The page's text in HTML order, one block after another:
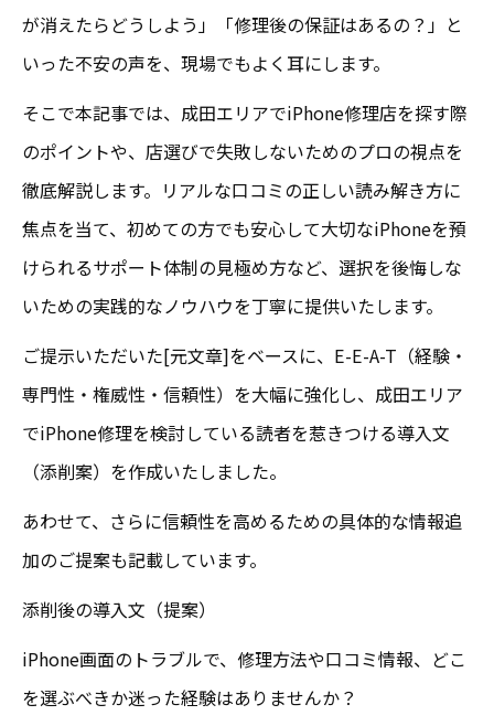
が消えたらどうしよう」「修理後の保証はあるの？」と
いった不安の声を、現場でもよく耳にします。
そこで本記事では、成田エリアでiPhone修理店を探す際
のポイントや、店選びで失敗しないためのプロの視点を
徹底解説します。リアルな口コミの正しい読み解き方に
焦点を当て、初めての方でも安心して大切なiPhoneを預
けられるサポート体制の見極め方など、選択を後悔しな
いための実践的なノウハウを丁寧に提供いたします。
ご提示いただいた[元文章]をベースに、E-E-A-T（経験・
専門性・権威性・信頼性）を大幅に強化し、成田エリア
でiPhone修理を検討している読者を惹きつける導入文
（添削案）を作成いたしました。
あわせて、さらに信頼性を高めるための具体的な情報追
加のご提案も記載しています。
添削後の導入文（提案）
iPhone画面のトラブルで、修理方法や口コミ情報、どこ
を選ぶべきか迷った経験はありませんか？